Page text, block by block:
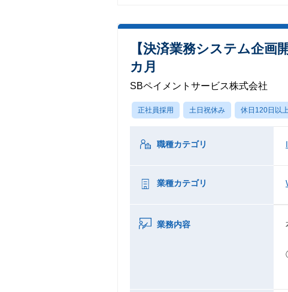
【決済業務システム企
カ月
SBペイメントサービス株式会社
正社員採用 土日祝休み 休日120日以上
職種カテゴリ
業種カテゴリ
業務内容